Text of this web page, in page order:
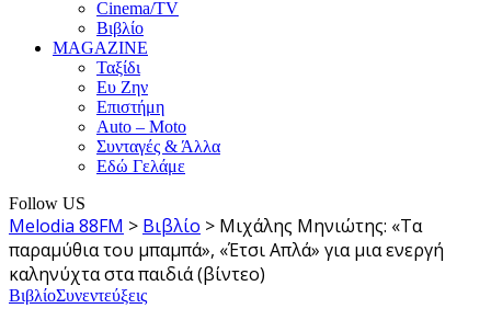
Cinema/TV
Βιβλίο
MAGAZINE
Ταξίδι
Ευ Ζην
Επιστήμη
Auto – Moto
Συνταγές & Άλλα
Εδώ Γελάμε
Follow US
Melodia 88FM > Βιβλίο > Μιχάλης Μηνιώτης: «Τα
παραμύθια του μπαμπά», «Έτσι Απλά» για μια ενεργή
καληνύχτα στα παιδιά (βίντεο)
ΒιβλίοΣυνεντεύξεις